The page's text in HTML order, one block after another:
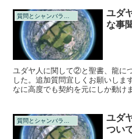
質問とシャンバラの回答
ユダ
な事
ユダヤ人に関して②と聖書、龍に
した。追加質問宜しくお願いし
なに高度でも契約を元にしか動け
ではありません。その契約の内容
質問とシャンバラの回答
ユダ
つい